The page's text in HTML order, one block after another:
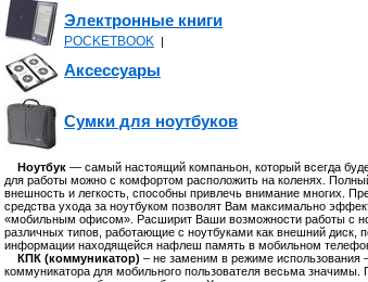
Электронные книги
POCKETBOOK |
Аксессуары
Сумки для ноутбуков
Ноутбук — самый настоящий компаньон, который всегда
для работы можно с комфортом расположить на коленях.
внешность и легкость, способны привлечь внимание многих.
средства ухода за ноутбуком позволят Вам максимально
«мобильным офисом». Расширит Ваши возможности работы с
различных типов, работающие с ноутбуками как внешний диск,
информации находящейся нафлеш память в мобильном
КПК (коммуникатор) – не заменим в режиме использования
коммуникатора для мобильного пользователя весьма